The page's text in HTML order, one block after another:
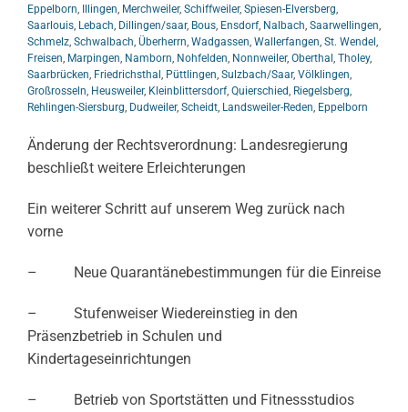
Eppelborn, Illingen, Merchweiler, Schiffweiler, Spiesen-Elversberg,
Saarlouis, Lebach, Dillingen/saar, Bous, Ensdorf, Nalbach, Saarwellingen,
Schmelz, Schwalbach, Überherrn, Wadgassen, Wallerfangen, St. Wendel,
Freisen, Marpingen, Namborn, Nohfelden, Nonnweiler, Oberthal, Tholey,
Saarbrücken, Friedrichsthal, Püttlingen, Sulzbach/Saar, Völklingen,
Großrosseln, Heusweiler, Kleinblittersdorf, Quierschied, Riegelsberg,
Rehlingen-Siersburg, Dudweiler, Scheidt, Landsweiler-Reden, Eppelborn
Änderung der Rechtsverordnung: Landesregierung
beschließt weitere Erleichterungen
Ein weiterer Schritt auf unserem Weg zurück nach
vorne
– Neue Quarantänebestimmungen für die Einreise
– Stufenweiser Wiedereinstieg in den
Präsenzbetrieb in Schulen und
Kindertageseinrichtungen
– Betrieb von Sportstätten und Fitnessstudios